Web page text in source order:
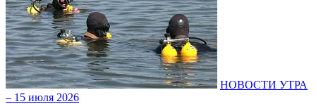
НОВОСТИ УТРА
– 15 июля 2026